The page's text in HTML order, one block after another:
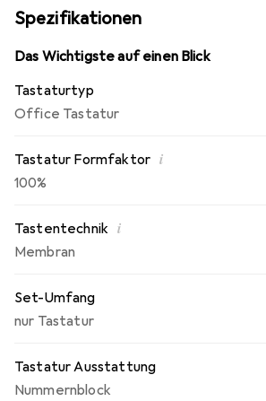
umschalten und dort weitertippen. Die
Device ist kompatibel mit vielen
und Betriebssystemen wie Windows,
konkaven Tasten in vertrauter
auch bei stundenlangem Einsatz für
die ausklappbaren Füsse ermöglichen
Aufstellwinkel beim Tippen.
Spezifikationen
Das Wichtigste auf einen Blick
Tastaturtyp
Office Tastatur
Tastatur Formfaktor i
100%
Tastentechnik i
Membran
Set-Umfang
nur Tastatur
Tastatur Ausstattung
Nummernblock